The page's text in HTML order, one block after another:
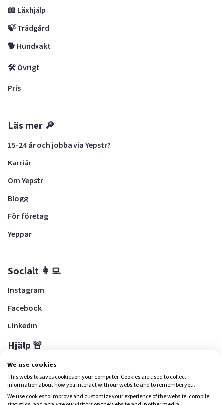
📖 Läxhjälp
🍃 Trädgård
🐕 Hundvakt
🛠 Övrigt
Pris
Läs mer 🔎
15-24 år och jobba via Yepstr?
Karriär
Om Yepstr
Blogg
För företag
Yeppar
Socialt 👩‍💻
Instagram
Facebook
LinkedIn
Hjälp 🚨
Hjälpcenter
Ladda ned Yepstr
We use cookies
This website saves cookies on your computer. Cookies are used to collect
information about how you interact with our website and to remember you.
We use cookies to improve and customize your experience of the website, compile